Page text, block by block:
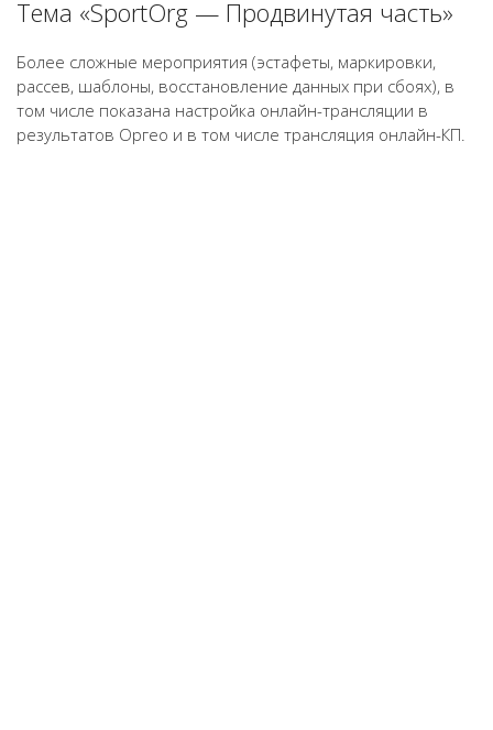
Тема «SportOrg — Продвинутая часть»
Более сложные мероприятия (эстафеты, маркировки,
рассев, шаблоны, восстановление данных при сбоях), в
том числе показана настройка онлайн-трансляции в
результатов Оргео и в том числе трансляция онлайн-КП.